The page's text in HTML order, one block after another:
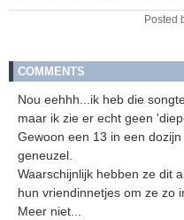
Posted
COMMENTS
Nou eehhh...ik heb die
maar ik zie er echt geen
Gewoon een 13 in een
geneuzel.
Waarschijnlijk hebben ze dit
hun vriendinnetjes om ze zo
Meer niet...